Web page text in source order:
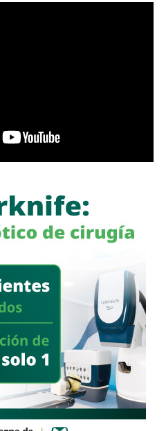
medios de comunicación.
la facilidad con la que
falsos, manipulados o sin
de los periodistas
éticos y apegarse a la
las garantías
periodístico debe ser que
se haga responsable de ella
por la senadora es clara:
también periodistas que
.